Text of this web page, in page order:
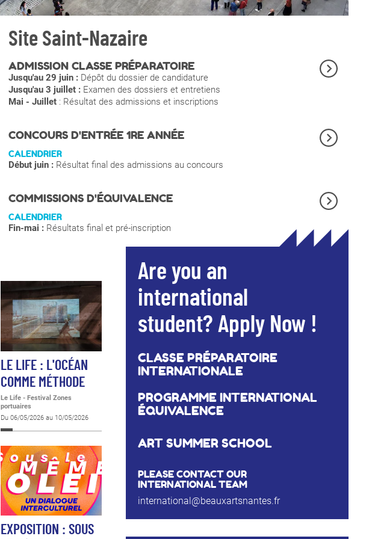
Site Saint-Nazaire
ADMISSION CLASSE PRÉPARATOIRE
Jusqu'au 29 juin : Dépôt du dossier de candidature
Jusqu'au 3 juillet : Examen des dossiers et entretiens
Mai - Juillet : Résultat des admissions et inscriptions
CONCOURS D'ENTRÉE 1RE ANNÉE
CALENDRIER
Début juin : Résultat final des admissions au concours
COMMISSIONS D'ÉQUIVALENCE
CALENDRIER
Fin-mai : Résultats final et pré-inscription
LE LIFE : L'OCÉAN
COMME MÉTHODE
Le Life - Festival Zones
portuaires
Du 06/05/2026 au 10/05/2026
EXPOSITION : SOUS
Are you an
international
student? Apply Now !
CLASSE PRÉPARATOIRE
INTERNATIONALE
PROGRAMME INTERNATIONAL
ÉQUIVALENCE
ART SUMMER SCHOOL
PLEASE CONTACT OUR
INTERNATIONAL TEAM
international@beauxartsnantes.fr